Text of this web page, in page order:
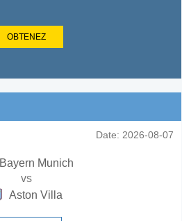
OBTENEZ
Date: 2026-08-07
Bayern Munich
vs
Aston Villa